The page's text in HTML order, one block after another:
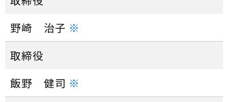
野崎 治子 ※
取締役
飯野 健司 ※